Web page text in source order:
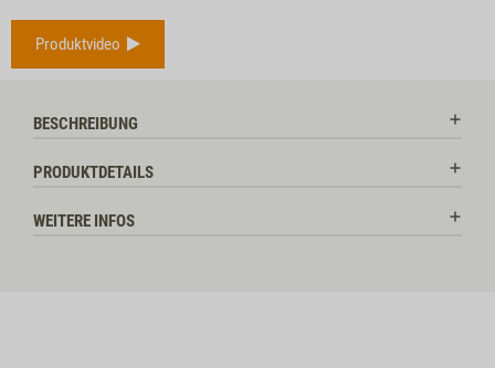
Produktvideo
BESCHREIBUNG
PRODUKTDETAILS
WEITERE INFOS